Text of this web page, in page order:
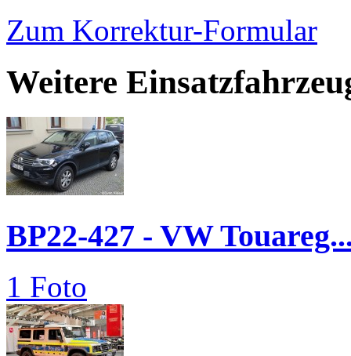
Zum Korrektur-Formular
Weitere
BP22-427 - VW
1 Foto